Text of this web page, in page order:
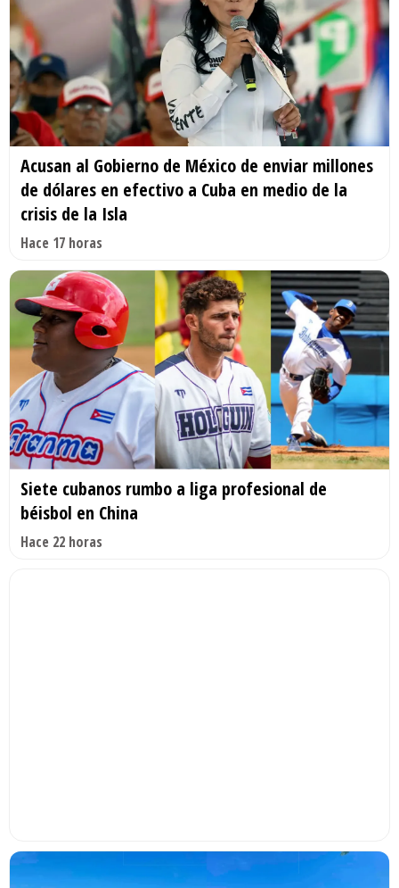
Acusan al Gobierno de México de enviar millones
de dólares en efectivo a Cuba en medio de la
crisis de la Isla
Hace 17 horas
Siete cubanos rumbo a liga profesional de
béisbol en China
Hace 22 horas